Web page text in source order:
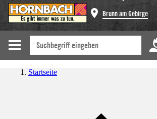
Brunn am Gebirge
Startseite